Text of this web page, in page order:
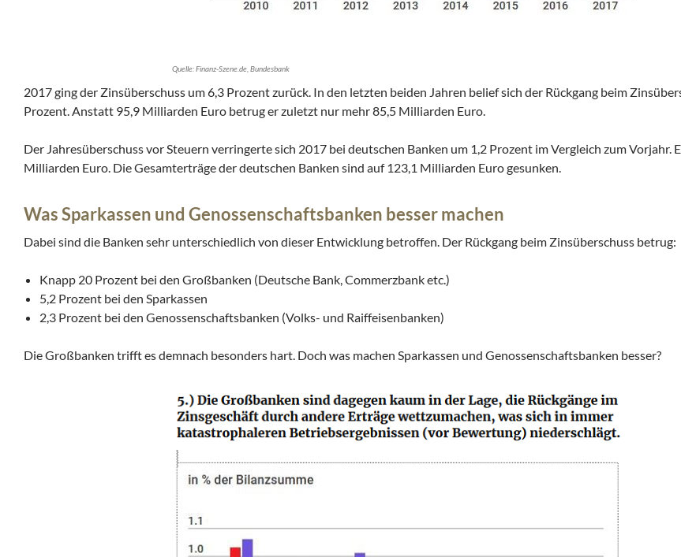
Quelle: Finanz-Szene.de, Bundesbank
2017 ging der Zinsüberschuss um 6,3 Prozent zurück. In den letzten beiden Jahren belief sich der Rückgang beim
Prozent. Anstatt 95,9 Milliarden Euro betrug er zuletzt nur mehr 85,5 Milliarden Euro.
Der Jahresüberschuss vor Steuern verringerte sich 2017 bei deutschen Banken um 1,2 Prozent im Vergleich zum Vorjahr.
Milliarden Euro. Die Gesamterträge der deutschen Banken sind auf 123,1 Milliarden Euro gesunken.
Was Sparkassen und Genossenschaftsbanken besser machen
Dabei sind die Banken sehr unterschiedlich von dieser Entwicklung betroffen. Der Rückgang beim Zinsüberschuss betrug:
Knapp 20 Prozent bei den Großbanken (Deutsche Bank, Commerzbank etc.)
5,2 Prozent bei den Sparkassen
2,3 Prozent bei den Genossenschaftsbanken (Volks- und Raiffeisenbanken)
Die Großbanken trifft es demnach besonders hart. Doch was machen Sparkassen und Genossenschaftsbanken besser?